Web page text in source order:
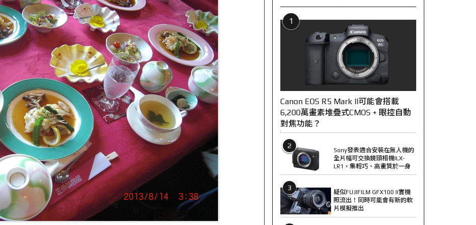
1
Canon EOS R5 Mark II可能會搭載
6,200萬畫素堆疊式CMOS + 眼控自動
對焦功能？
2
Sony發表適合安裝在無人機的
全片幅可交換鏡頭相機ILX-
LR1，集輕巧、高畫質於一身
3
疑似FUJIFILM GFX100 II實機
照流出！同時可能會有新的軟
片模擬推出